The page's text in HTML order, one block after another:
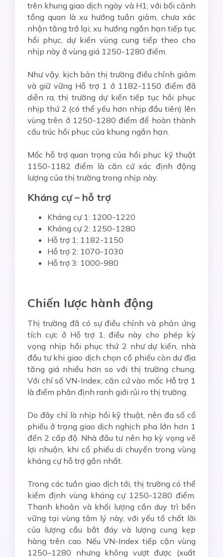
trên khung giao dịch ngày và H1; với bối cảnh
tổng quan là xu hướng tuần giảm, chưa xác
nhận tăng trở lại; xu hướng ngắn hạn tiếp tục
hồi phục, dự kiến vùng cung tiếp theo cho
nhịp này ở vùng giá 1250-1280 điểm.
Như vậy, kịch bản thị trường điều chỉnh giảm
và giữ vững Hỗ trợ 1 ở 1182-1150 điểm đã
diễn ra, thị trường dự kiến tiếp tục hồi phục
nhịp thứ 2 (có thể yếu hơn nhịp đầu tiên) lên
vùng trên ở 1250-1280 điểm để hoàn thành
cấu trúc hồi phục của khung ngắn hạn.
Mốc hỗ trợ quan trọng của hồi phục kỹ thuật
1150-1182 điểm là căn cứ xác định động
lượng của thị trường trong nhịp này.
Kháng cự – hỗ trợ
Kháng cự 1: 1200-1220
Kháng cự 2: 1250-1280
Hỗ trợ 1: 1182-1150
Hỗ trợ 2: 1070-1030
Hỗ trợ 3: 1000-980
Chiến lược hành động
Thị trường đã có sự điều chỉnh và phản ứng
tích cực ở Hỗ trợ 1, điều này cho phép kỳ
vọng nhịp hồi phục thứ 2 như dự kiến, nhà
đầu tư khi giao dịch chọn cổ phiếu còn dư địa
tăng giá nhiều hơn so với thị trường chung.
Với chỉ số VN-Index, căn cứ vào mốc Hỗ trợ 1
là điểm phân định ranh giới rủi ro thị trường.
Do đây chỉ là nhịp hồi kỹ thuật, nên đa số cổ
phiếu ở trạng giao dịch nghịch pha lớn hơn 1
đến 2 cấp độ. Nhà đầu tư nên hạ kỳ vọng về
lợi nhuận, khi cổ phiếu di chuyển trong vùng
kháng cự hỗ trợ gần nhất.
Trong các tuần giao dịch tới, thị trường có thể
kiểm định vùng kháng cự 1250-1280 điểm.
Thanh khoản và khối lượng cần duy trì bền
vững tại vùng tâm lý này, với yếu tố chốt lời
của lượng cầu bắt đáy và lượng cung kẹp
hàng trên cao. Nếu VN-Index tiếp cận vùng
1250–1280 nhưng không vượt được (xuất